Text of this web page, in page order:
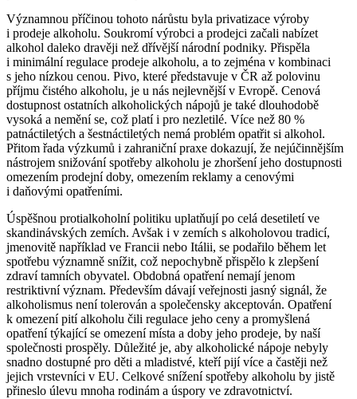
Významnou příčinou tohoto nárůstu byla privatizace výroby
i prodeje alkoholu. Soukromí výrobci a prodejci začali nabízet
alkohol daleko dravěji než dřívější národní podniky. Přispěla
i minimální regulace prodeje alkoholu, a to zejména v kombinaci
s jeho nízkou cenou. Pivo, které představuje v ČR až polovinu
příjmu čistého alkoholu, je u nás nejlevnější v Evropě. Cenová
dostupnost ostatních alkoholických nápojů je také dlouhodobě
vysoká a nemění se, což platí i pro nezletilé. Více než 80 %
patnáctiletých a šestnáctiletých nemá problém opatřit si alkohol.
Přitom řada výzkumů i zahraniční praxe dokazují, že nejúčinnějším
nástrojem snižování spotřeby alkoholu je zhoršení jeho dostupnosti
omezením prodejní doby, omezením reklamy a cenovými
i daňovými opatřeními.
Úspěšnou protialkoholní politiku uplatňují po celá desetiletí ve
skandinávských zemích. Avšak i v zemích s alkoholovou tradicí,
jmenovitě například ve Francii nebo Itálii, se podařilo během let
spotřebu významně snížit, což nepochybně přispělo k zlepšení
zdraví tamních obyvatel. Obdobná opatření nemají jenom
restriktivní význam. Především dávají veřejnosti jasný signál, že
alkoholismus není tolerován a společensky akceptován. Opatření
k omezení pití alkoholu čili regulace jeho ceny a promyšlená
opatření týkající se omezení místa a doby jeho prodeje, by naší
společnosti prospěly. Důležité je, aby alkoholické nápoje nebyly
snadno dostupné pro děti a mladistvé, kteří pijí více a častěji než
jejich vrstevníci v EU. Celkové snížení spotřeby alkoholu by jistě
přineslo úlevu mnoha rodinám a úspory ve zdravotnictví.